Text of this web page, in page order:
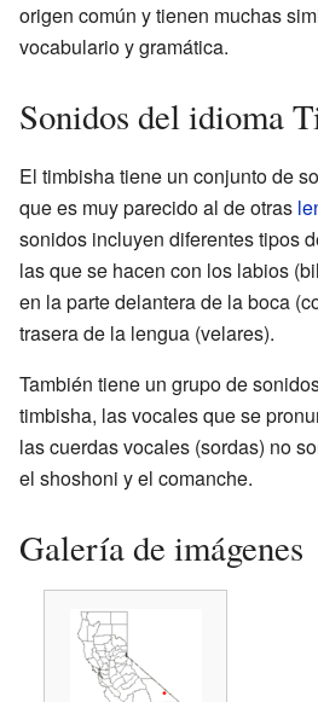
origen común y tienen muchas
vocabulario y gramática.
Sonidos del idioma
El timbisha tiene un conjunto de
que es muy parecido al de otras
sonidos incluyen diferentes tipos
las que se hacen con los labios
en la parte delantera de la boca
trasera de la lengua (velares).
También tiene un grupo de
timbisha, las vocales que se
las cuerdas vocales (sordas) no
el shoshoni y el comanche.
Galería de imágenes